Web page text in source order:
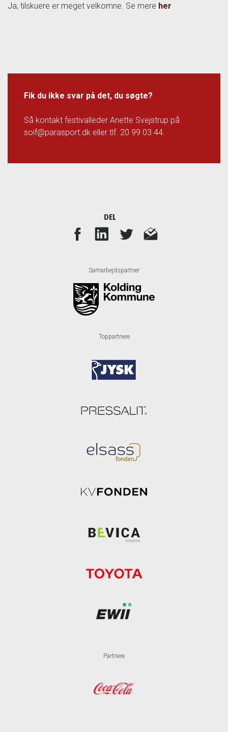
Samarbejdspartner
Toppartnere
Partnere
Ja, tilskuere er meget velkomne. Se mere her
Fik du ikke svar på det, du søgte?
Så kontakt festivalleder Anette Svejstrup på
soif@parasport.dk eller tlf. 20 99 03 44.
DEL